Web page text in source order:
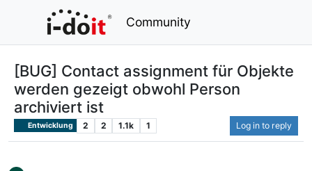
Community
[BUG] Contact assignment für Objekte
werden gezeigt obwohl Person
archiviert ist
Entwicklung 2 2 1.1k 1 Log in to reply